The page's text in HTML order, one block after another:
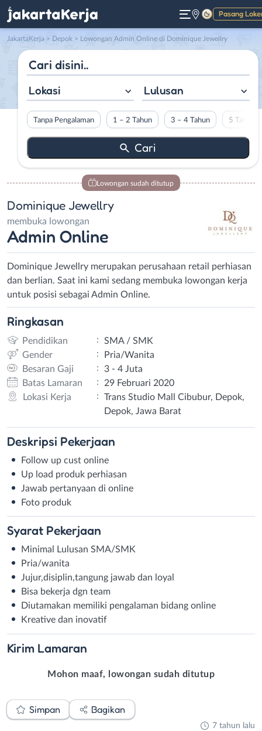
Pasang
Gelap
JakartaKerja > Depok > Lowongan Admin Online di Dominique Jewellry
Lokasi Lulusan
Tanpa Pengalaman 1 – 2 Tahun 3 – 4 Tahun 5 Tahun
Lowongan sudah ditutup
Dominique Jewellry
membuka lowongan
Admin Online
Dominique Jewellry merupakan perusahaan retail perhiasan
dan berlian. Saat ini kami sedang membuka lowongan kerja
untuk posisi sebagai Admin Online.
Ringkasan
Pendidikan :
SMA / SMK
Gender
:
Pria/Wanita
Besaran Gaji
:
3 - 4 Juta
Batas Lamaran
:
29 Februari 2020
Lokasi Kerja
:
Trans Studio Mall Cibubur, Depok,
Depok, Jawa Barat
Deskripsi Pekerjaan
Follow up cust online
Up load produk perhiasan
Jawab pertanyaan di online
Foto produk
Syarat Pekerjaan
Minimal Lulusan SMA/SMK
Pria/wanita
Jujur,disiplin,tangung jawab dan loyal
Bisa bekerja dgn team
Diutamakan memiliki pengalaman bidang online
Kreative dan inovatif
Kirim Lamaran
Mohon maaf, lowongan sudah ditutup
Simpan Bagikan
7 tahun lalu